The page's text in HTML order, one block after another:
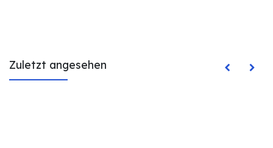
Zuletzt angesehen